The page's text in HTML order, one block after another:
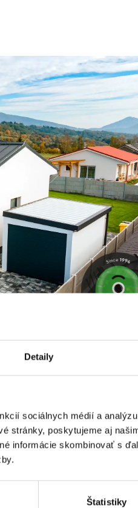
Detaily
sociálnych médií a
stránky, poskytujeme aj
informácie skombinovať s
Štatistiky